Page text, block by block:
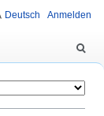
Deutsch Anmelden